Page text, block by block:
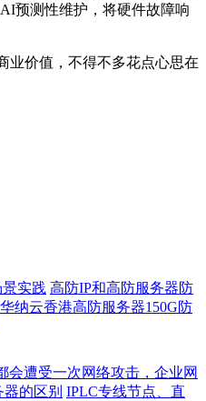
AI预测性维护，将硬件故障响
业价值，不得不多花点心思在
实践 高防IP和高防服务器防
华纳云香港高防服务器150G防
会遭受一次网络攻击，企业网
的区别 IPLC专线节点、直